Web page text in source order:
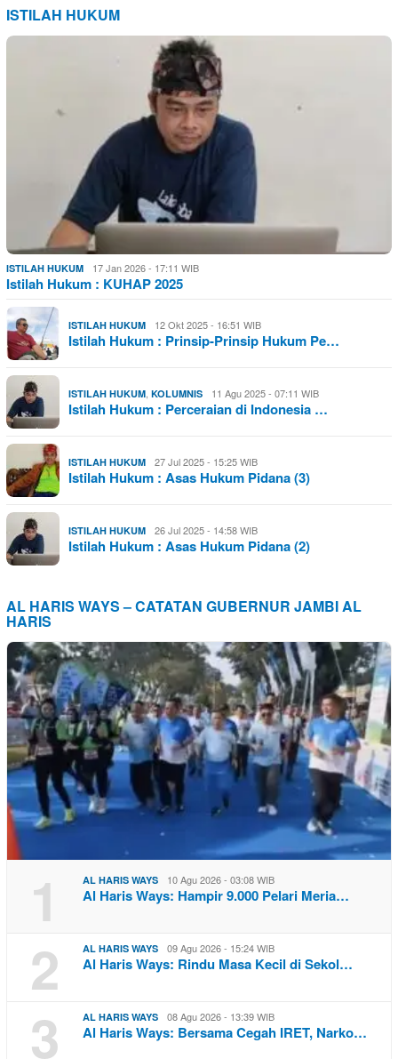
ISTILAH HUKUM
ISTILAH HUKUM 17 Jan 2026 - 17:11 WIB
Istilah Hukum : KUHAP 2025
ISTILAH HUKUM 12 Okt 2025 - 16:51 WIB
Istilah Hukum : Prinsip-Prinsip Hukum Pe…
ISTILAH HUKUM KOLUMNIS 11 Agu 2025 - 07:11 WIB
Istilah Hukum : Perceraian di Indonesia …
ISTILAH HUKUM 27 Jul 2025 - 15:25 WIB
Istilah Hukum : Asas Hukum Pidana (3)
ISTILAH HUKUM 26 Jul 2025 - 14:58 WIB
Istilah Hukum : Asas Hukum Pidana (2)
AL HARIS WAYS – CATATAN GUBERNUR JAMBI AL
HARIS
1 AL HARIS WAYS 10 Agu 2026 - 03:08 WIB
Al Haris Ways: Hampir 9.000 Pelari Meria…
2 AL HARIS WAYS 09 Agu 2026 - 15:24 WIB
Al Haris Ways: Rindu Masa Kecil di Sekol…
3 AL HARIS WAYS 08 Agu 2026 - 13:39 WIB
Al Haris Ways: Bersama Cegah IRET, Narko…